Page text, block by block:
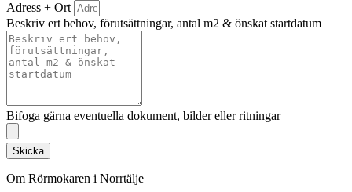
Adress + Ort
Beskriv ert behov, förutsättningar, antal m2 & önskat startdatum
Bifoga gärna eventuella dokument, bilder eller ritningar
Skicka
Om Rörmokaren i Norrtälje